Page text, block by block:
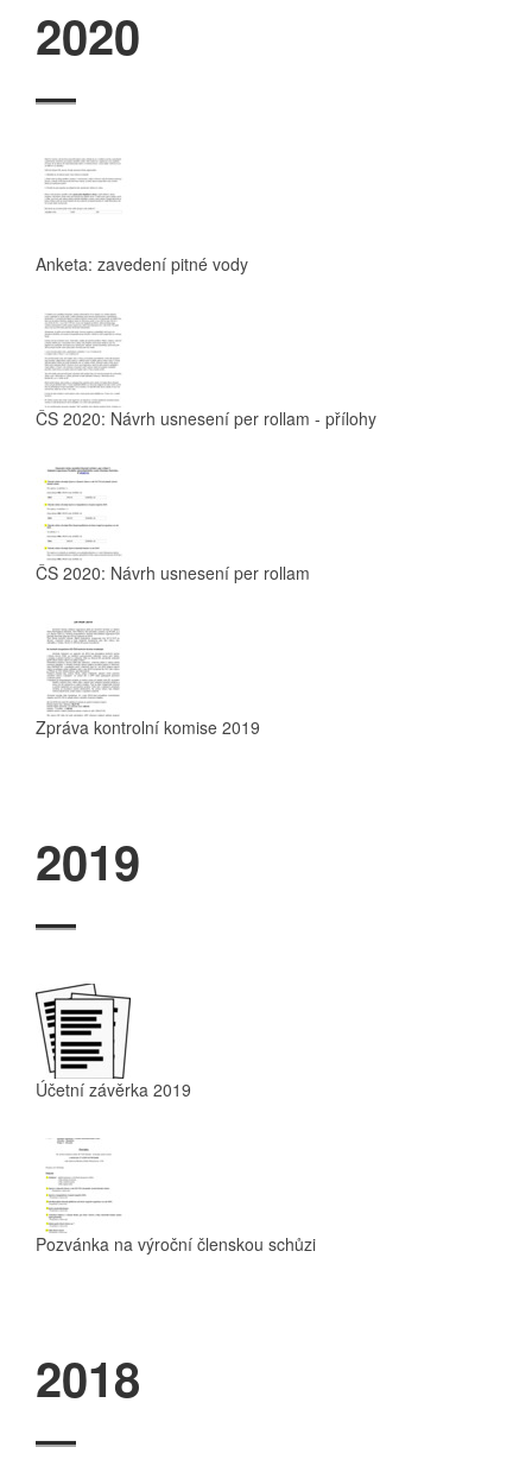
2020
Anketa: zavedení pitné vody
ČS 2020: Návrh usnesení per rollam - přílohy
ČS 2020: Návrh usnesení per rollam
Zpráva kontrolní komise 2019
2019
Účetní závěrka 2019
Pozvánka na výroční členskou schůzi
2018